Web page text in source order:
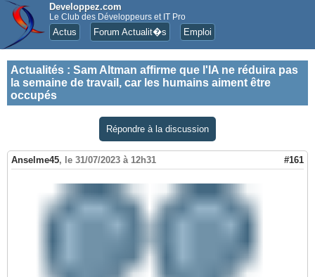
Developpez.com
Le Club des Développeurs et IT Pro
Actus Forum Actualit�s Emploi
Actualités : Sam Altman affirme que l'IA ne réduira pas
la semaine de travail, car les humains aiment être
occupés
Répondre à la discussion
Anselme45, le 31/07/2023 à 12h31 #161